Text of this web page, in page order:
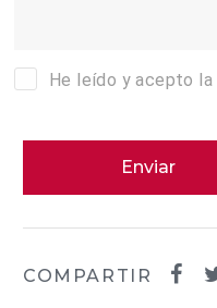
He leído y acepto la
Enviar
COMPARTIR